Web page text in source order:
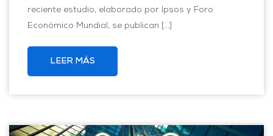
reciente estudio, elaborado por Ipsos y Foro
Económico Mundial, se publican […]
LEER MÁS